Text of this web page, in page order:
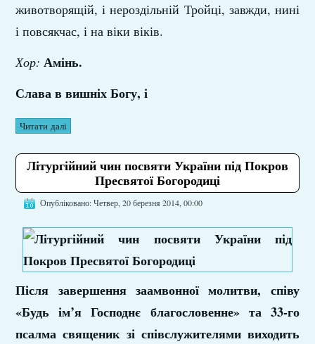
животворящій, і нероздільній Тройці, завжди, нині
і повсякчас, і на віки віків.
Хор: Амінь.
Слава в вишніх Богу, і
Читати далі
Літургійний чин посвяти України під Покров
Пресвятої Богородиці
Опубліковано: Четвер, 20 березня 2014, 00:00
Після завершення заамвонної молитви, співу
«Будь ім’я Господнє благословенне» та 33-го
псалма священик зі співслужителями виходить